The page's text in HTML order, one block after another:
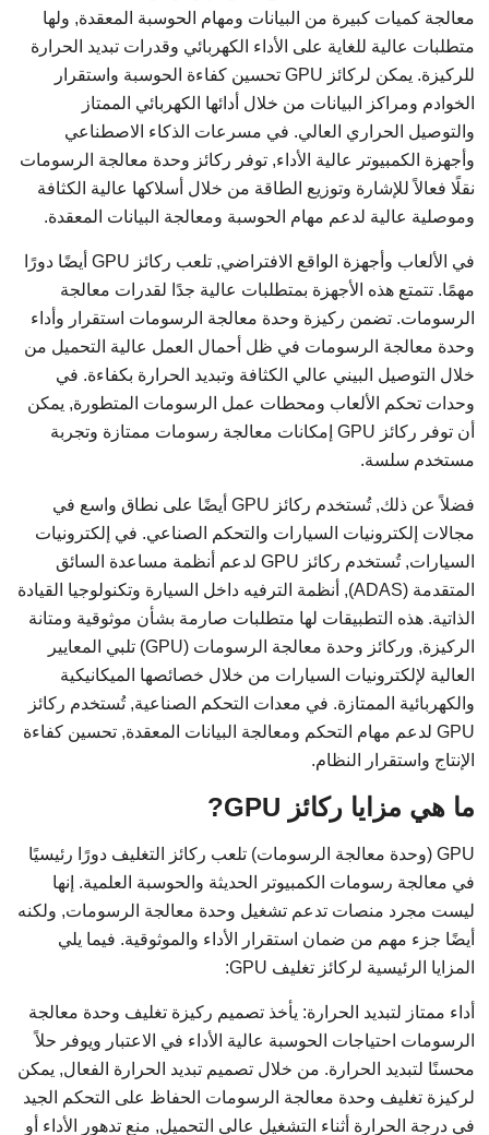
معالجة كميات كبيرة من البيانات ومهام الحوسبة المعقدة, ولها
متطلبات عالية للغاية على الأداء الكهربائي وقدرات تبديد الحرارة
للركيزة. يمكن لركائز GPU تحسين كفاءة الحوسبة واستقرار
الخوادم ومراكز البيانات من خلال أدائها الكهربائي الممتاز
والتوصيل الحراري العالي. في مسرعات الذكاء الاصطناعي
وأجهزة الكمبيوتر عالية الأداء, توفر ركائز وحدة معالجة الرسومات
نقلًا فعالاً للإشارة وتوزيع الطاقة من خلال أسلاكها عالية الكثافة
وموصلية عالية لدعم مهام الحوسبة ومعالجة البيانات المعقدة.
في الألعاب وأجهزة الواقع الافتراضي, تلعب ركائز GPU أيضًا دورًا
مهمًا. تتمتع هذه الأجهزة بمتطلبات عالية جدًا لقدرات معالجة
الرسومات. تضمن ركيزة وحدة معالجة الرسومات استقرار وأداء
وحدة معالجة الرسومات في ظل أحمال العمل عالية التحميل من
خلال التوصيل البيني عالي الكثافة وتبديد الحرارة بكفاءة. في
وحدات تحكم الألعاب ومحطات عمل الرسومات المتطورة, يمكن
أن توفر ركائز GPU إمكانات معالجة رسومات ممتازة وتجربة
مستخدم سلسة.
فضلاً عن ذلك, تُستخدم ركائز GPU أيضًا على نطاق واسع في
مجالات إلكترونيات السيارات والتحكم الصناعي. في إلكترونيات
السيارات, تُستخدم ركائز GPU لدعم أنظمة مساعدة السائق
المتقدمة (ADAS), أنظمة الترفيه داخل السيارة وتكنولوجيا القيادة
الذاتية. هذه التطبيقات لها متطلبات صارمة بشأن موثوقية ومتانة
الركيزة, وركائز وحدة معالجة الرسومات (GPU) تلبي المعايير
العالية لإلكترونيات السيارات من خلال خصائصها الميكانيكية
والكهربائية الممتازة. في معدات التحكم الصناعية, تُستخدم ركائز
GPU لدعم مهام التحكم ومعالجة البيانات المعقدة, تحسين كفاءة
الإنتاج واستقرار النظام.
ما هي مزايا ركائز GPU?
GPU (وحدة معالجة الرسومات) تلعب ركائز التغليف دورًا رئيسيًا
في معالجة رسومات الكمبيوتر الحديثة والحوسبة العلمية. إنها
ليست مجرد منصات تدعم تشغيل وحدة معالجة الرسومات, ولكنه
أيضًا جزء مهم من ضمان استقرار الأداء والموثوقية. فيما يلي
المزايا الرئيسية لركائز تغليف GPU:
أداء ممتاز لتبديد الحرارة: يأخذ تصميم ركيزة تغليف وحدة معالجة
الرسومات احتياجات الحوسبة عالية الأداء في الاعتبار ويوفر حلاً
محسنًا لتبديد الحرارة. من خلال تصميم تبديد الحرارة الفعال, يمكن
لركيزة تغليف وحدة معالجة الرسومات الحفاظ على التحكم الجيد
في درجة الحرارة أثناء التشغيل عالي التحميل, منع تدهور الأداء أو